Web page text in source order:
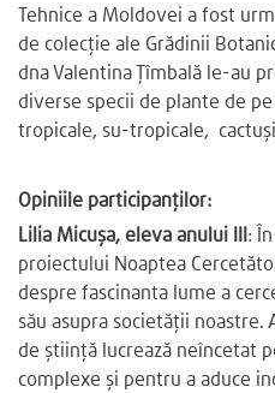
Tehnice a Moldovei a fost
de colecție ale Grădinii
dna Valentina Țîmbală le-au
diverse specii de plante de
tropicale, su-tropicale,
Opiniile participanților:
Lilia Micușa, eleva anului III:
proiectului Noaptea
despre fascinanta lume a
său asupra societății
de știință lucrează neîncetat
complexe și pentru a aduce